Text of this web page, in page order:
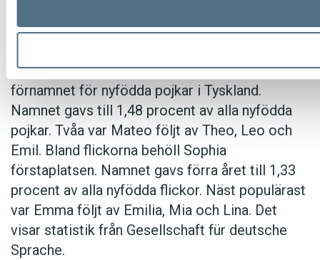
pizzeria.
Noah var även under 2025 det populäraste
förnamnet för nyfödda pojkar i Tyskland.
Namnet gavs till 1,48 procent av alla nyfödda
pojkar. Tvåa var Mateo följt av Theo, Leo och
Emil. Bland flickorna behöll Sophia
förstaplatsen. Namnet gavs förra året till 1,33
procent av alla nyfödda flickor. Näst populärast
var Emma följt av Emilia, Mia och Lina. Det
visar statistik från Gesellschaft für deutsche
Sprache.